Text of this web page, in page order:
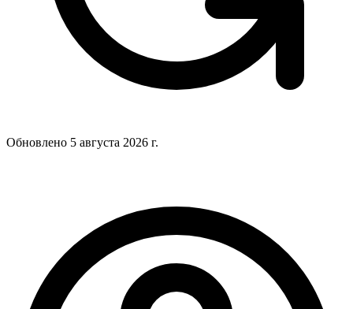
Обновлено 5 августа 2026 г.